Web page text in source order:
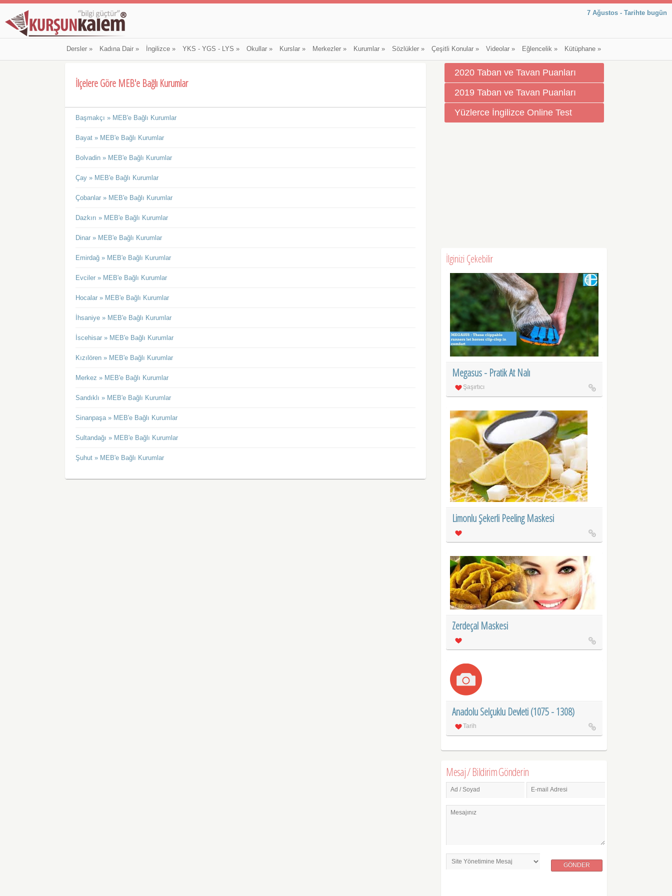
7 Ağustos - Tarihte bugün
Dersler» Kadına Dair» İngilizce» YKS - YGS - LYS » Okullar» Kurslar» Merkezler» Kurumlar» Sözlükler» Çeşitli Konular» Videolar» Eğlencelik» Kütüphane»
İlçelere Göre MEB'e Bağlı Kurumlar
Başmakçı » MEB'e Bağlı Kurumlar
Bayat » MEB'e Bağlı Kurumlar
Bolvadin » MEB'e Bağlı Kurumlar
Çay » MEB'e Bağlı Kurumlar
Çobanlar » MEB'e Bağlı Kurumlar
Dazkırı » MEB'e Bağlı Kurumlar
Dinar » MEB'e Bağlı Kurumlar
Emirdağ » MEB'e Bağlı Kurumlar
Evciler » MEB'e Bağlı Kurumlar
Hocalar » MEB'e Bağlı Kurumlar
İhsaniye » MEB'e Bağlı Kurumlar
İscehisar » MEB'e Bağlı Kurumlar
Kızılören » MEB'e Bağlı Kurumlar
Merkez » MEB'e Bağlı Kurumlar
Sandıklı » MEB'e Bağlı Kurumlar
Sinanpaşa » MEB'e Bağlı Kurumlar
Sultandağı » MEB'e Bağlı Kurumlar
Şuhut » MEB'e Bağlı Kurumlar
2020 Taban ve Tavan Puanları
2019 Taban ve Tavan Puanları
Yüzlerce İngilizce Online Test
İlginizi Çekebilir
Megasus - Pratik At Nalı
Şaşırtıcı
Limonlu Şekerli Peeling Maskesi
Zerdeçal Maskesi
Anadolu Selçuklu Devleti (1075 - 1308)
Tarih
Mesaj / Bildirim Gönderin
Ad / Soyad E-mail Adresi
Mesajınız
GÖNDER